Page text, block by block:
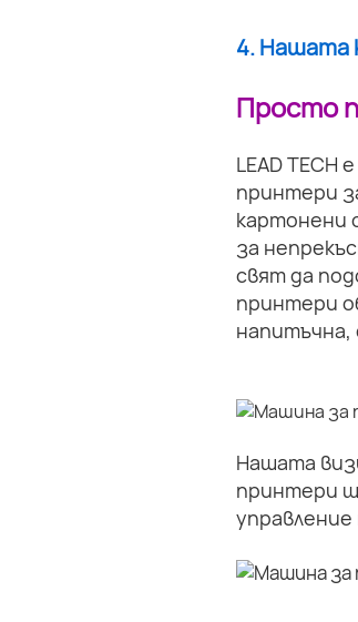
4. Нашата
Просто
LEAD
принтери
картонени
за
свят да
принтери
напитъчна,
Нашата
принтери